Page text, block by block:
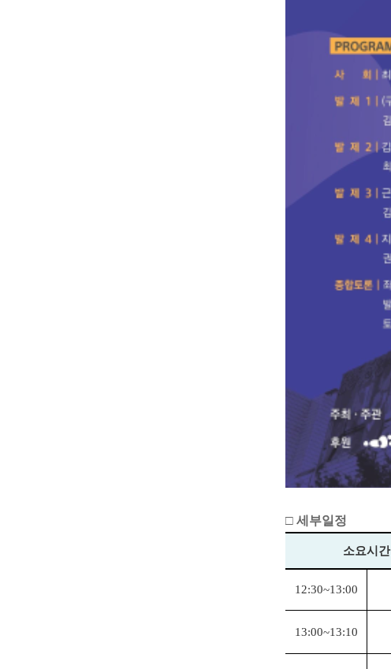
□ 세부일정
소요시간
12:30~13:00
13:00~13:10